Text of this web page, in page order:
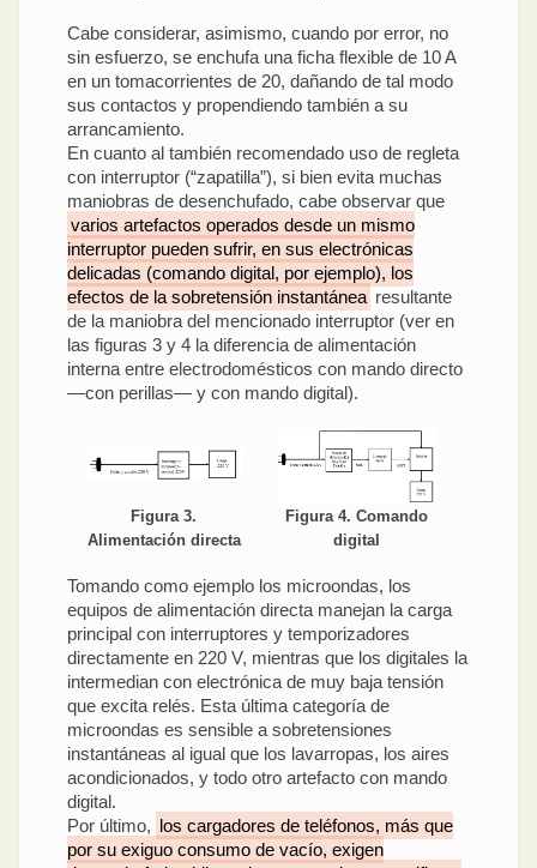
Cabe considerar, asimismo, cuando por error, no
sin esfuerzo, se enchufa una ficha flexible de 10 A
en un tomacorrientes de 20, dañando de tal modo
sus contactos y propendiendo también a su
arrancamiento.
En cuanto al también recomendado uso de regleta
con interruptor (“zapatilla”), si bien evita muchas
maniobras de desenchufado, cabe observar que
varios artefactos operados desde un mismo
interruptor pueden sufrir, en sus electrónicas
delicadas (comando digital, por ejemplo), los
efectos de la sobretensión instantánea resultante
de la maniobra del mencionado interruptor (ver en
las figuras 3 y 4 la diferencia de alimentación
interna entre electrodomésticos con mando directo
—con perillas— y con mando digital).
Figura 3.
Alimentación directa
Figura 4. Comando
digital
Tomando como ejemplo los microondas, los
equipos de alimentación directa manejan la carga
principal con interruptores y temporizadores
directamente en 220 V, mientras que los digitales la
intermedian con electrónica de muy baja tensión
que excita relés. Esta última categoría de
microondas es sensible a sobretensiones
instantáneas al igual que los lavarropas, los aires
acondicionados, y todo otro artefacto con mando
digital.
Por último, los cargadores de teléfonos, más que
por su exiguo consumo de vacío, exigen